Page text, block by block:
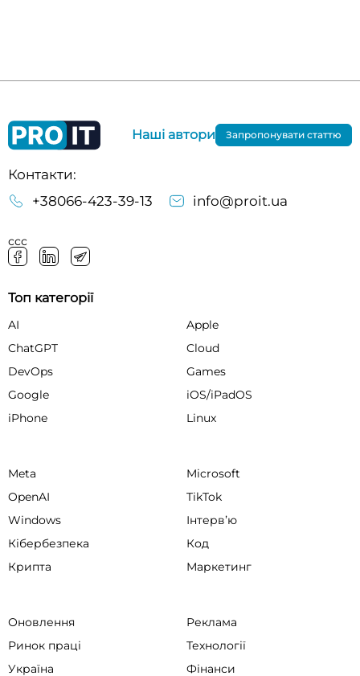
Контакти:
+38066-423-39-13
info@proit.ua
ссс
Наші автори Запропонувати статтю
Топ категорії
AI
Apple
ChatGPT
Cloud
DevOps
Games
Google
iOS/iPadOS
iPhone
Linux
Meta
Microsoft
OpenAI
TikTok
Windows
Інтервʼю
Кібербезпека
Код
Крипта
Маркетинг
Оновлення
Реклама
Ринок праці
Технології
Україна
Фінанси